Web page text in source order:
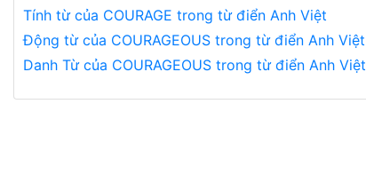
Tính từ của COURAGE trong từ điển Anh Việt
Động từ của COURAGEOUS trong từ điển Anh Việt
Danh Từ của COURAGEOUS trong từ điển Anh Việt